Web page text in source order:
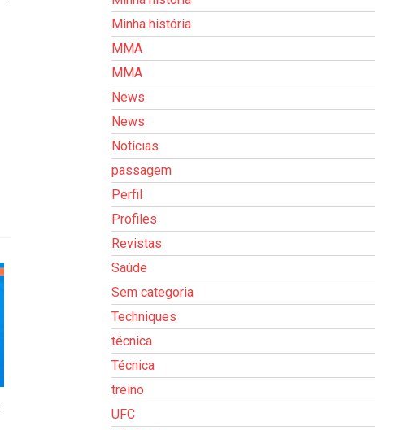
Minha história
MMA
MMA
News
News
Notícias
passagem
Perfil
Profiles
Revistas
Saúde
Sem categoria
Techniques
técnica
Técnica
treino
UFC